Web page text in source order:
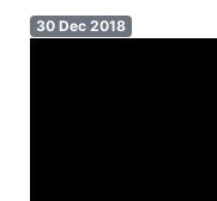
30 Dec 2018